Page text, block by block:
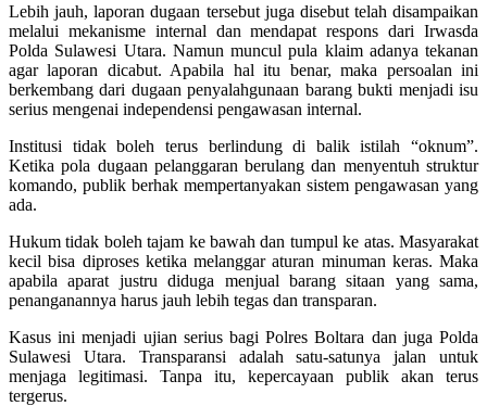
Lebih jauh, laporan dugaan tersebut juga disebut telah disampaikan
melalui mekanisme internal dan mendapat respons dari Irwasda
Polda Sulawesi Utara. Namun muncul pula klaim adanya tekanan
agar laporan dicabut. Apabila hal itu benar, maka persoalan ini
berkembang dari dugaan penyalahgunaan barang bukti menjadi isu
serius mengenai independensi pengawasan internal.
Institusi tidak boleh terus berlindung di balik istilah “oknum”.
Ketika pola dugaan pelanggaran berulang dan menyentuh struktur
komando, publik berhak mempertanyakan sistem pengawasan yang
ada.
Hukum tidak boleh tajam ke bawah dan tumpul ke atas. Masyarakat
kecil bisa diproses ketika melanggar aturan minuman keras. Maka
apabila aparat justru diduga menjual barang sitaan yang sama,
penanganannya harus jauh lebih tegas dan transparan.
Kasus ini menjadi ujian serius bagi Polres Boltara dan juga Polda
Sulawesi Utara. Transparansi adalah satu-satunya jalan untuk
menjaga legitimasi. Tanpa itu, kepercayaan publik akan terus
tergerus.